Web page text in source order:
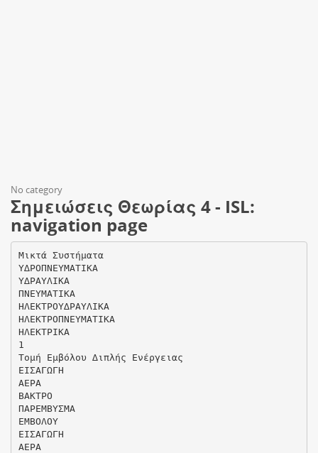
No category
Σημειώσεις Θεωρίας 4 - ISL:
navigation page
Μικτά Συστήµατα
Υ∆ΡΟΠΝΕΥΜΑΤΙΚΑ
Υ∆ΡΑΥΛΙΚΑ
ΠΝΕΥΜΑΤΙΚΑ
ΗΛΕΚΤΡΟΥ∆ΡΑΥΛΙΚΑ
ΗΛΕΚΤΡΟΠΝΕΥΜΑΤΙΚΑ
ΗΛΕΚΤΡΙΚΑ
1
Τοµή Εµβόλου ∆ιπλής Ενέργειας
ΕΙΣΑΓΩΓΗ
ΑΕΡΑ
ΒΑΚΤΡΟ
ΠΑΡΕΜΒΥΣΜΑ
ΕΜΒΟΛΟΥ
ΕΙΣΑΓΩΓΗ
ΑΕΡΑ